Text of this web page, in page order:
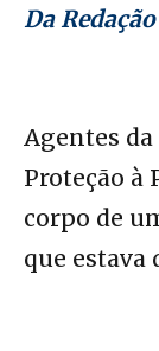
Da Redação
Agentes
Proteção à
corpo de
que estava